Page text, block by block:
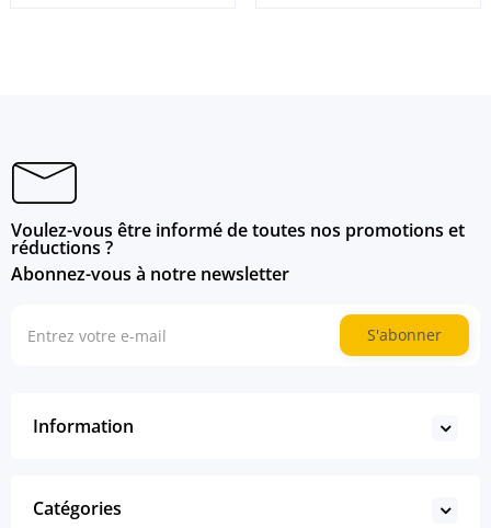
Voulez-vous être informé de toutes nos promotions et
réductions ?
Abonnez-vous à notre newsletter
S'abonner
Information
Catégories